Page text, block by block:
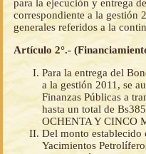
para la ejecución y entrega
correspondiente a la gestión
generales referidos a la
Artículo 2°.-
Para la entrega del
a la gestión 2011, se
Finanzas Públicas a
hasta un total de
OCHENTA Y CINCO
Del monto establecido
Yacimientos